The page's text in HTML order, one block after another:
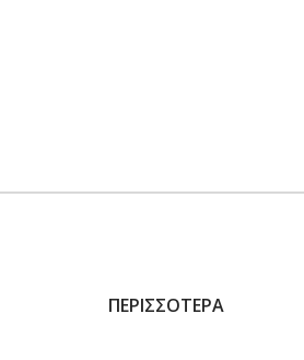
ΠΕΡΙΣΣΌΤΕΡΑ